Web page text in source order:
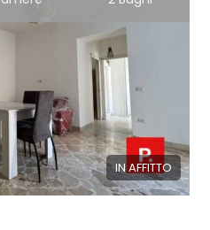
IN AFFITTO